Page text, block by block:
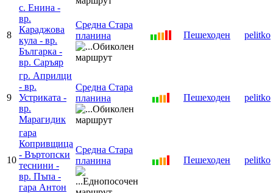
8
с. Енина -
вр.
Караджова
кула - вр.
Българка -
вр. Саръяр
Средна Стара
планина
Пешеходен pelitko
9
гр. Априлци
- вр.
Устриката -
вр.
Марагидик
Средна Стара
планина
Пешеходен pelitko
10
гара
Копривщица
- Въртопски
теснини -
вр. Пъпа -
гара Антон
Средна Стара
планина
Пешеходен pelitko